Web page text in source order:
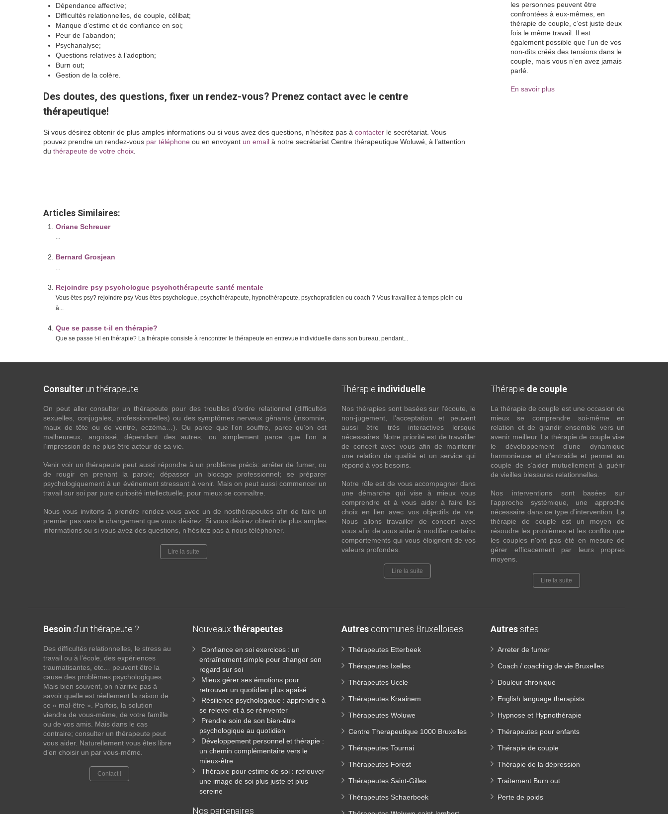
Dépendance affective;
Difficultés relationnelles, de couple, célibat;
Manque d’estime et de confiance en soi;
Peur de l’abandon;
Psychanalyse;
Questions relatives à l’adoption;
Burn out;
Gestion de la colère.
Des doutes, des questions, fixer un rendez-vous? Prenez contact avec le centre
thérapeutique!
Si vous désirez obtenir de plus amples informations ou si vous avez des questions, n’hésitez pas à contacter le secrétariat. Vous
pouvez prendre un rendez-vous par téléphone ou en envoyant un email à notre secrétariat Centre thérapeutique Woluwé, à l’attention
du thérapeute de votre choix
Articles Similaires:
Oriane Schreuer
...
Bernard Grosjean
...
Rejoindre psy psychologue psychothérapeute santé mentale
Vous êtes psy? rejoindre psy Vous êtes psychologue, psychothérapeute, hypnothérapeute, psychopraticien ou coach ? Vous travaillez à temps plein ou
à...
Que se passe t-il en thérapie?
Que se passe t-il en thérapie? La thérapie consiste à rencontrer le thérapeute en entrevue individuelle dans son bureau, pendant...
les personnes peuvent être
confrontées à eux-mêmes, en
thérapie de couple, c’est juste deux
fois le même travail. Il est
également possible que l’un de vos
non-dits créés des tensions dans le
couple, mais vous n’en avez jamais
parlé.
En savoir plus
Consulter un thérapeute
On peut aller consulter un thérapeute pour des troubles d’ordre relationnel (difficultés
sexuelles, conjugales, professionnelles) ou des symptômes nerveux gênants (insomnie,
maux de tête ou de ventre, eczéma…). Ou parce que l’on souffre, parce qu’on est
malheureux, angoissé, dépendant des autres, ou simplement parce que l’on a
l’impression de ne plus être acteur de sa vie.
Venir voir un thérapeute peut aussi répondre à un problème précis: arrêter de fumer, ou
de rougir en prenant la parole; dépasser un blocage professionnel; se préparer
psychologiquement à un événement stressant à venir. Mais on peut aussi commencer un
travail sur soi par pure curiosité intellectuelle, pour mieux se connaître.
Nous vous invitons à prendre rendez-vous avec un de nosthérapeutes afin de faire un
premier pas vers le changement que vous désirez. Si vous désirez obtenir de plus amples
informations ou si vous avez des questions, n’hésitez pas à nous téléphoner.
Lire la suite
Thérapie individuelle
Nos thérapies sont basées sur l’écoute, le
non-jugement, l’acceptation et peuvent
aussi être très interactives lorsque
nécessaires. Notre priorité est de travailler
de concert avec vous afin de maintenir
une relation de qualité et un service qui
répond à vos besoins.
Notre rôle est de vous accompagner dans
une démarche qui vise à mieux vous
comprendre et à vous aider à faire les
choix en lien avec vos objectifs de vie.
Nous allons travailler de concert avec
vous afin de vous aider à modifier certains
comportements qui vous éloignent de vos
valeurs profondes.
Lire la suite
Thérapie de couple
La thérapie de couple est une occasion de
mieux se comprendre soi-même en
relation et de grandir ensemble vers un
avenir meilleur. La thérapie de couple vise
le développement d’une dynamique
harmonieuse et d’entraide et permet au
couple de s’aider mutuellement à guérir
de vieilles blessures relationnelles.
Nos interventions sont basées sur
l’approche systémique, une approche
nécessaire dans ce type d’intervention. La
thérapie de couple est un moyen de
résoudre les problèmes et les conflits que
les couples n'ont pas été en mesure de
gérer efficacement par leurs propres
moyens.
Lire la suite
Besoin d’un thérapeute ?
Des difficultés relationnelles, le stress au
travail ou à l’école, des expériences
traumatisantes, etc… peuvent être la
cause des problèmes psychologiques.
Mais bien souvent, on n’arrive pas à
savoir quelle est réellement la raison de
ce « mal-être ». Parfois, la solution
viendra de vous-même, de votre famille
ou de vos amis. Mais dans le cas
contraire; consulter un thérapeute peut
vous aider. Naturellement vous êtes libre
d’en choisir un par vous-même.
Contact !
Nouveaux thérapeutes
Confiance en soi exercices : un
entraînement simple pour changer son
regard sur soi
Mieux gérer ses émotions pour
retrouver un quotidien plus apaisé
Résilience psychologique : apprendre à
se relever et à se réinventer
Prendre soin de son bien-être
psychologique au quotidien
Développement personnel et thérapie :
un chemin complémentaire vers le
mieux-être
Thérapie pour estime de soi : retrouver
une image de soi plus juste et plus
sereine
Nos partenaires
Autres communes Bruxelloises
Thérapeutes Etterbeek
Thérapeutes Ixelles
Thérapeutes Uccle
Thérapeutes Kraainem
Thérapeutes Woluwe
Centre Therapeutique 1000 Bruxelles
Thérapeutes Tournai
Thérapeutes Forest
Thérapeutes Saint-Gilles
Thérapeutes Schaerbeek
Autressites
Arreter de fumer
Coach / coaching de vie Bruxelles
Douleur chronique
English language therapists
Hypnose et Hypnothérapie
Thérapeutes pour enfants
Thérapie de couple
Thérapie de la dépression
Traitement Burn out
Perte de poids